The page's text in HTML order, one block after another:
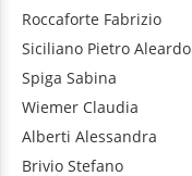
Roccaforte Fabrizio
Siciliano Pietro Aleardo
Spiga Sabina
Wiemer Claudia
Alberti Alessandra
Brivio Stefano